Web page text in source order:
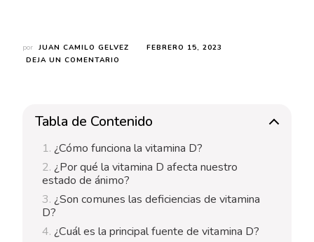
por JUAN CAMILO GELVEZ
FEBRERO 15, 2023
DEJA UN COMENTARIO
NUESTRO
Tabla de Contenido
¿Cómo funciona la vitamina D?
¿Por qué la vitamina D afecta nuestro
estado de ánimo?
¿Son comunes las deficiencias de vitamina
D?
¿Cuál es la principal fuente de vitamina D?